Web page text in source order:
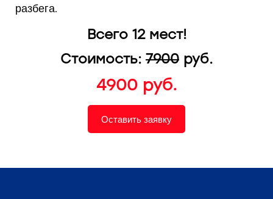
разбега.
Всего 12 мест!
Стоимость: 7900 руб.
4900 руб.
Оставить заявку